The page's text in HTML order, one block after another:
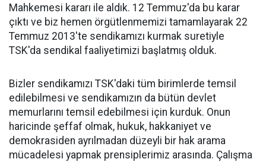
Mahkemesi kararı ile aldık. 12 Temmuz'da bu karar
çıktı ve biz hemen örgütlenmemizi tamamlayarak 22
Temmuz 2013'te sendikamızı kurmak suretiyle
TSK'da sendikal faaliyetimizi başlatmış olduk.
Bizler sendikamızı TSK'daki tüm birimlerde temsil
edilebilmesi ve sendikamızın da bütün devlet
memurlarını temsil edebilmesi için kurduk. Onun
haricinde şeffaf olmak, hukuk, hakkaniyet ve
demokrasiden ayrılmadan düzeyli bir hak arama
mücadelesi yapmak prensiplerimiz arasında. Çalışma